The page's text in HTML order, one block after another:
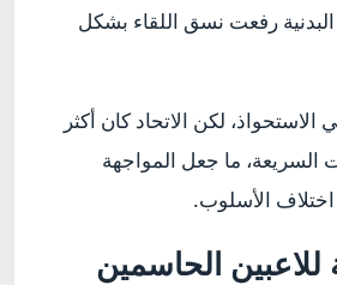
البدنية رفعت نسق اللقاء بشكل
لكن الاتحاد كان أكثر
السريعة، ما جعل المواجهة
اختلاف الأسلوب.
للاعبين الحاسمين